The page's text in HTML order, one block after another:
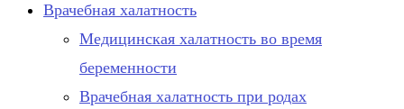
Врачебная халатность
Медицинская халатность во время
беременности
Врачебная халатность при родах